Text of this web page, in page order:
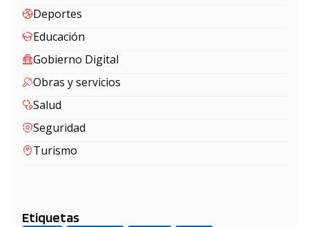
Deportes
Educación
Gobierno Digital
Obras y servicios
Salud
Seguridad
Turismo
Etiquetas